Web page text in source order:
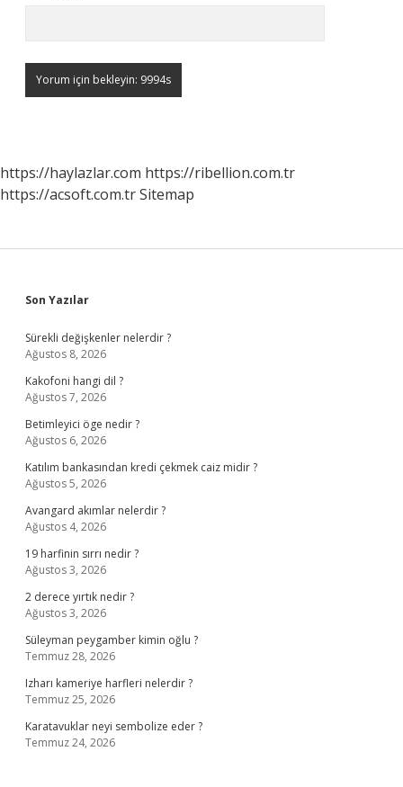
https://haylazlar.com https://ribellion.com.tr
https://acsoft.com.trSitemap
Sidebar
Son Yazılar
Sürekli değişkenler nelerdir ?
Ağustos 8, 2026
Kakofoni hangi dil ?
Ağustos 7, 2026
Betimleyici öge nedir ?
Ağustos 6, 2026
Katılım bankasından kredi çekmek caiz midir ?
Ağustos 5, 2026
Avangard akımlar nelerdir ?
Ağustos 4, 2026
19 harfinin sırrı nedir ?
Ağustos 3, 2026
2 derece yırtık nedir ?
Ağustos 3, 2026
Süleyman peygamber kimin oğlu ?
Temmuz 28, 2026
Izharı kameriye harfleri nelerdir ?
Temmuz 25, 2026
Karatavuklar neyi sembolize eder ?
Temmuz 24, 2026